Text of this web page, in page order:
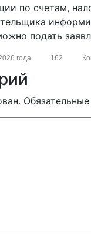
по счетам,
подать
года 162